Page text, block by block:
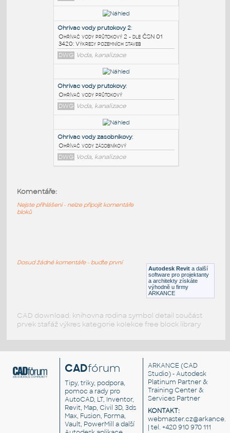
PODOBNÉ BLOKY
Ohrivac vody zasobnikovy 2:
Ohřívač vody zásobníkový 2 - dle ČSN 01
3420: Výkresy pozemních staveb
DWG Voda, kanalizace
Ohrivac vody prutokovy 2
Ohřívač vody průtokový 2 - dle ČSN 01
3420: Výkresy pozemních staveb
DWG Voda, kanalizace
DWG
Voda, kanalizace
Autodesk Revit a další
software pro projektanty
a architekty získáte
výhodně u firmy
ARKANCE
Komentáře:
Nejste přihlášeni - nelze připojit komentáře
bloků
Dosud žádné komentáře - buďte první
CAD download: knihovna rodina symbol detail součást
prvek stafáž výkres kategorie kolekce free block library
CADfórum
Tipy, triky, podpora,
pomoc a rady pro
AutoCAD, LT, Inventor,
Revit, Map, Civil 3D, 3ds
Max, Fusion, Forma,
Vault, PowerMill a další
ARKANCE (CAD
Studio) - Autodesk
Platinum Partner &
Training Center &
Services Partner
KONTAKT:
| tel. +420 910 970 111